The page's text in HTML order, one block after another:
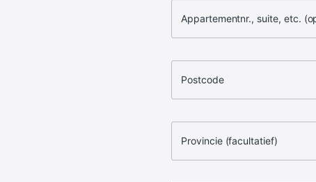
Appartementnr., suite, etc.
Postcode
Provincie (facultatief)